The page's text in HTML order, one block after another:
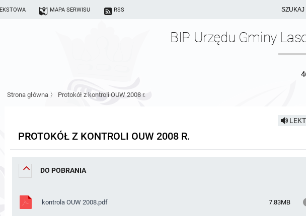
MAPA SERWISU RSS
BIP Urzędu Gminy
Strona główna 〉 Protokół z kontroli OUW 2008 r.
PROTOKÓŁ Z KONTROLI OUW 2008 R.
DO POBRANIA
kontrola OUW 2008.pdf 7.83MB